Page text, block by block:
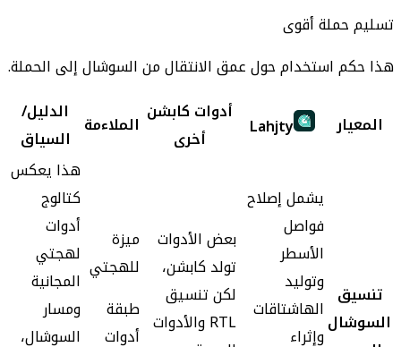
تسليم حملة أقوى
هذا حكم استخدام حول عمق الانتقال من السوشال إلى الحملة.
المعيار Lahjty
أدوات كابشن
أخرى
الملاءمة
الدليل/
السياق
تنسيق
السوشال
يشمل إصلاح
فواصل
الأسطر
وتوليد
الهاشتاقات
وإثراء
بعض الأدوات
تولد كابشن،
لكن تنسيق
RTL والأدوات
ميزة
للهجتي
طبقة
أدوات
هذا يعكس
كتالوج
أدوات
لهجتي
المجانية
ومسار
السوشال،